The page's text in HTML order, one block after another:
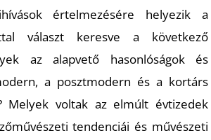
értelmezésére helyezik a
választ keresve a következő
az alapvető hasonlóságok és
a posztmodern és a kortárs
Melyek voltak az elmúlt évtizedek
tendenciái és művészeti